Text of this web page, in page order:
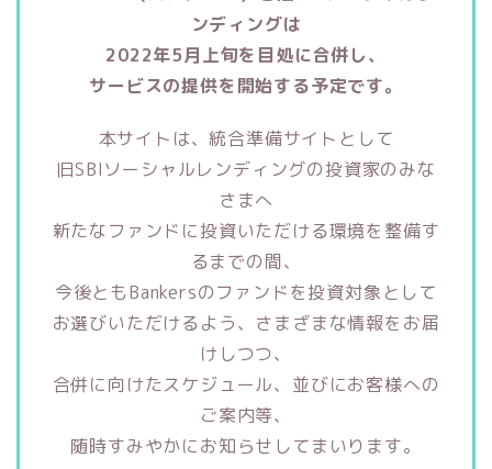
ンディングは
2022年5月上旬を目処に合併し、
サービスの提供を開始する予定です。
本サイトは、統合準備サイトとして
旧SBIソーシャルレンディングの投資家のみな
さまへ
新たなファンドに投資いただける環境を整備す
るまでの間、
今後ともBankersのファンドを投資対象として
お選びいただけるよう、さまざまな情報をお届
けしつつ、
合併に向けたスケジュール、並びにお客様への
ご案内等、
随時すみやかにお知らせしてまいります。